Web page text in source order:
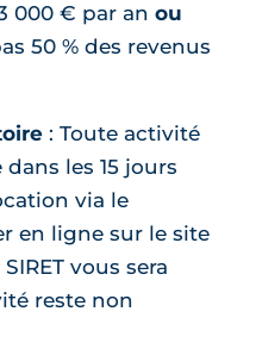
000 € par an ou
50 % des revenus
: Toute activité
les 15 jours
via le
en ligne sur le site
vous sera
reste non